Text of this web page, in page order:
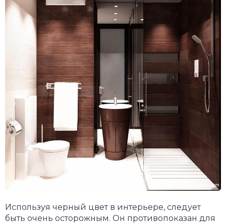
Используя черный цвет в интерьере, следует
быть очень осторожным. Он противопоказан для